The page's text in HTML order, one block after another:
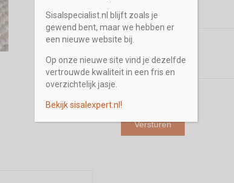
Opmerking / Vraag
Sisalspecialist.nl blijft zoals je
gewend bent, maar we hebben er
een nieuwe website bij.
Op onze nieuwe site vind je dezelfde
vertrouwde kwaliteit in een fris en
overzichtelijk jasje.
Bekijk sisalexpert.nl!